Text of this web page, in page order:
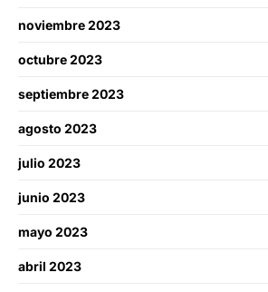
noviembre 2023
octubre 2023
septiembre 2023
agosto 2023
julio 2023
junio 2023
mayo 2023
abril 2023